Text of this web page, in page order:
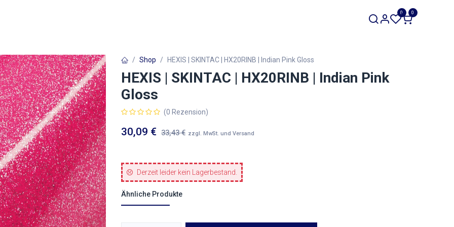
0 0
Shop HEXIS | SKINTAC | HX20RINB | Indian Pink Gloss
HEXIS | SKINTAC | HX20RINB | Indian Pink
Gloss
(0 Rezension)
30,09 € 33,43€ zzgl. MwSt. und Versand
Derzeit leider kein Lagerbestand.
Ähnliche Produkte